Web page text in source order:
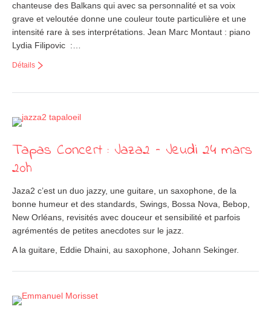
chanteuse des Balkans qui avec sa personnalité et sa voix
grave et veloutée donne une couleur toute particulière et une
intensité rare à ses interprétations. Jean Marc Montaut : piano
Lydia Filipovic :…
Détails
Tapas Concert : Jaza2 – Jeudi 24 mars
20h
Jaza2 c’est un duo jazzy, une guitare, un saxophone, de la
bonne humeur et des standards, Swings, Bossa Nova, Bebop,
New Orléans, revisités avec douceur et sensibilité et parfois
agrémentés de petites anecdotes sur le jazz.
A la guitare, Eddie Dhaini, au saxophone, Johann Sekinger.